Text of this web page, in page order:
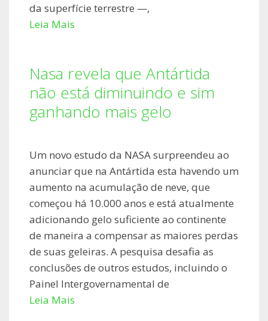
da superfície terrestre —,
Leia Mais
Nasa revela que Antártida
não está diminuindo e sim
ganhando mais gelo
Um novo estudo da NASA surpreendeu ao
anunciar que na Antártida esta havendo um
aumento na acumulação de neve, que
começou há 10.000 anos e está atualmente
adicionando gelo suficiente ao continente
de maneira a compensar as maiores perdas
de suas geleiras. A pesquisa desafia as
conclusões de outros estudos, incluindo o
Painel Intergovernamental de
Leia Mais